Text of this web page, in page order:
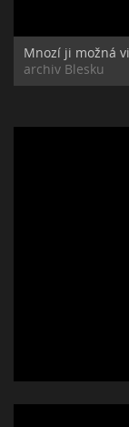
Mnozí ji možná
archiv Blesku